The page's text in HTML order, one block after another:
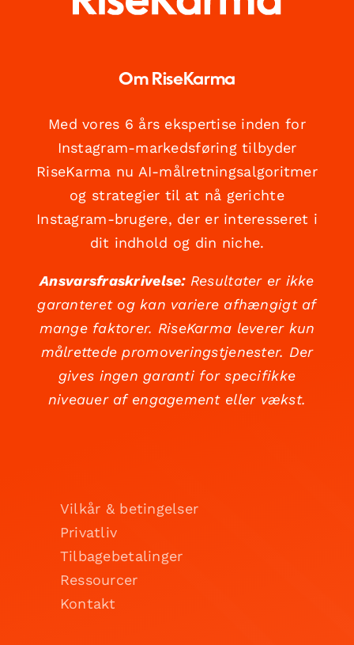
Om RiseKarma
Med vores 6 års ekspertise inden for
Instagram-markedsføring tilbyder
RiseKarma nu AI-målretningsalgoritmer
og strategier til at nå gerichte
Instagram-brugere, der er interesseret i
dit indhold og din niche.
Ansvarsfraskrivelse:Resultater er ikke
garanteret og kan variere afhængigt af
mange faktorer. RiseKarma leverer kun
målrettede promoveringstjenester. Der
gives ingen garanti for specifikke
niveauer af engagement eller vækst.
Vilkår & betingelser
Privatliv
Tilbagebetalinger
Ressourcer
Kontakt